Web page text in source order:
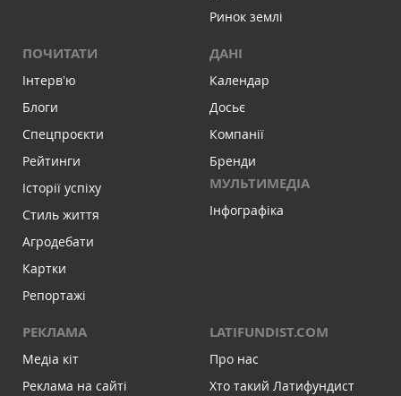
Ринок землі
ПОЧИТАТИ
Інтервʼю
Блоги
Спецпроєкти
Рейтинги
Історії успіху
Стиль життя
Агродебати
Картки
Репортажі
ДАНІ
Календар
Досьє
Компанії
Бренди
МУЛЬТИМЕДІА
Інфографіка
РЕКЛАМА
Медіа кіт
Реклама на сайті
LATIFUNDIST.COM
Про нас
Хто такий Латифундист